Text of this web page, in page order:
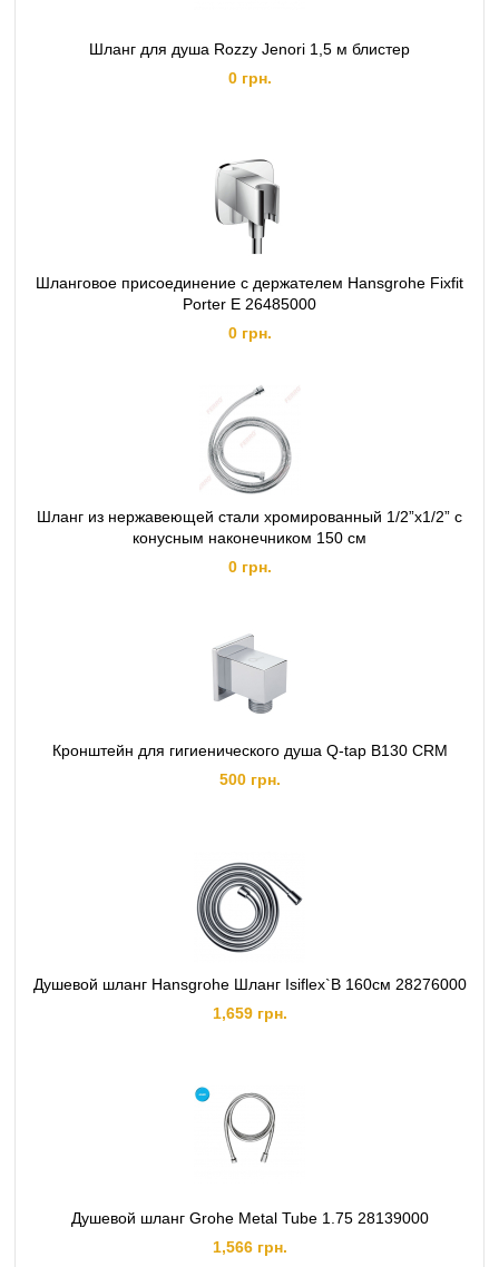
Шланг для душа Rozzy Jenori 1,5 м блистер
0 грн.
Шланговое присоединение с держателем Hansgrohe Fixfit
Porter E 26485000
0 грн.
Шланг из нержавеющей стали хромированный 1/2”x1/2” с
конусным наконечником 150 см
0 грн.
Кронштейн для гигиенического душа Q-tap B130 CRM
500 грн.
Душевой шланг Hansgrohe Шланг Isiflex`B 160см 28276000
1,659 грн.
Душевой шланг Grohe Metal Tube 1.75 28139000
1,566 грн.